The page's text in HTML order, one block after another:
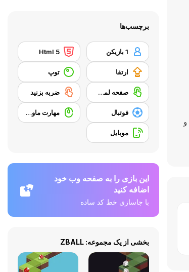
و
برچسب‌ها
1 بازیکن Html 5
ارتقا توپ
صفحه لمسی ضربه بزنید
فوتبال مهارت ماوس
موبایل
این بازی را به صفحه وب خود
اضافه کنید
با جاسازی خط کد ساده
بخشی از یک مجموعه: ZBALL